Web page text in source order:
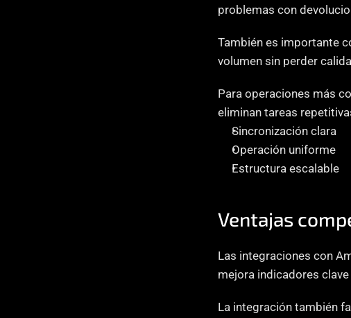
problemas con
También es importante
volumen sin perder
Para operaciones más
eliminan tareas
Sincronización clara
Operación uniforme
Estructura escalable
Ventajas
Las integraciones con
mejora indicadores
La integración también